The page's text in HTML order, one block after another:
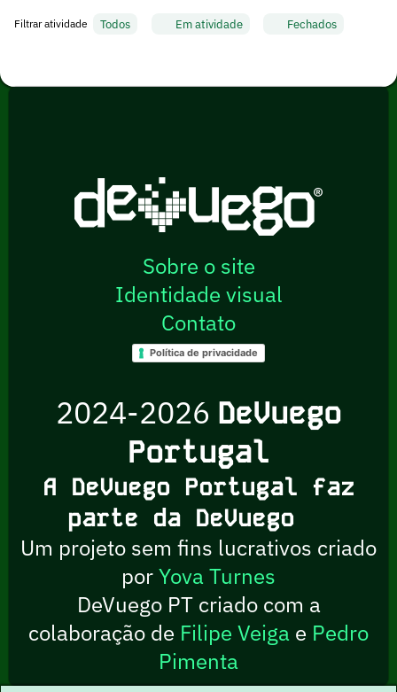
Filtrar atividade Todos Em atividade Fechados
Sobre o site
Identidade visual
Contato
Política de privacidade
2024-2026 DeVuego
Portugal
A DeVuego Portugal faz
parte da DeVuego
Um projeto sem fins lucrativos criado
porYova Turnes
DeVuego PT criado com a
colaboração de Filipe Veiga e Pedro
Pimenta